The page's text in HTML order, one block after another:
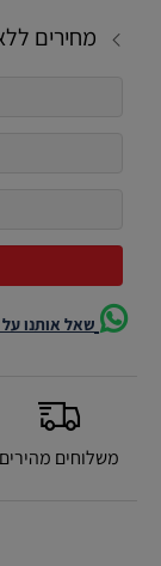
מחירים
שאל אותנו
משלוחים מהירים